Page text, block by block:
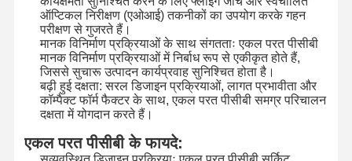
घर उत्पाद वीडियो हमारे बारे में
कारखाने का दौरा गुणवत्ता नियंत्रण
ऑप्टिकल निरीक्षण (एओआई) तकनीकों का उपयोग करके गहन
परीक्षण से गुजरते हैं।
मानक विनिर्माण प्रक्रियाओं के साथ संगतताः एकल परत पीसीबी
मानक विनिर्माण प्रक्रियाओं में निर्बाध रूप से एकीकृत होते हैं,
जिससे सुचारू उत्पादन कार्यप्रवाह सुनिश्चित होता है।
बढ़ी हुई दक्षता: सरल डिजाइन प्रक्रियाओं, लागत प्रभावीता और
कॉम्पैक्ट फॉर्म फैक्टर के साथ, एकल परत पीसीबी समग्र परिचालन
दक्षता में योगदान करते हैं।
एकल परत पीसीबी के फायदे: